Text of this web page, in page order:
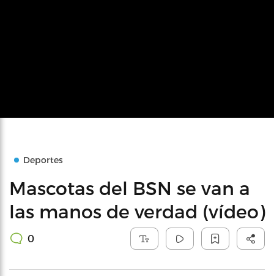
Deportes
Mascotas del BSN se van a
las manos de verdad (vídeo)
0